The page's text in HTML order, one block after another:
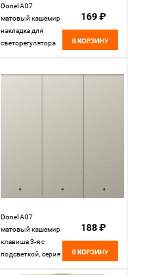
Donel A07
матовый кашемир
накладка для
светорегулятора
169 ₽
В КОРЗИНУ
Donel A07
матовый кашемир
клавиша 3-я с
подсветкой, серия
188 ₽
В КОРЗИНУ